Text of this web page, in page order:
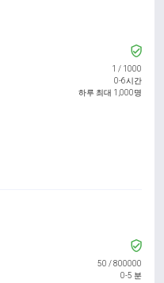
1 / 1000
0-6시간
하루 최대 1,000명
50 /800000
0-5 분